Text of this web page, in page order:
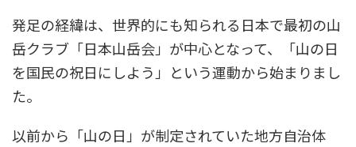
発足の経緯は、世界的にも知られる日本で最初の山
岳クラブ「日本山岳会」が中心となって、
「山の日
を国民の祝日にしよう」 という運動から始まりまし
た。
以前から「山の日」が制定されていた地方自治体